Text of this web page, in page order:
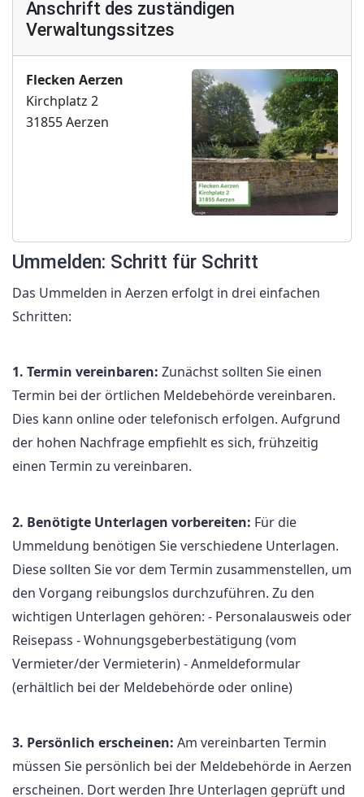
Anschrift des zuständigen
Verwaltungssitzes
Flecken Aerzen
Kirchplatz 2
31855 Aerzen
Ummelden: Schritt für Schritt
Das Ummelden in Aerzen erfolgt in drei einfachen
Schritten:
1. Termin vereinbaren: Zunächst sollten Sie einen
Termin bei der örtlichen Meldebehörde vereinbaren.
Dies kann online oder telefonisch erfolgen. Aufgrund
der hohen Nachfrage empfiehlt es sich, frühzeitig
einen Termin zu vereinbaren.
2. Benötigte Unterlagen vorbereiten: Für die
Ummeldung benötigen Sie verschiedene Unterlagen.
Diese sollten Sie vor dem Termin zusammenstellen, um
den Vorgang reibungslos durchzuführen. Zu den
wichtigen Unterlagen gehören: - Personalausweis oder
Reisepass - Wohnungsgeberbestätigung (vom
Vermieter/der Vermieterin) - Anmeldeformular
(erhältlich bei der Meldebehörde oder online)
3. Persönlich erscheinen: Am vereinbarten Termin
müssen Sie persönlich bei der Meldebehörde in Aerzen
erscheinen. Dort werden Ihre Unterlagen geprüft und